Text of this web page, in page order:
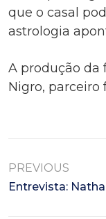
que o casal
astrologia
A produção da
Nigro, parceiro
PREVIOUS
Entrevista: